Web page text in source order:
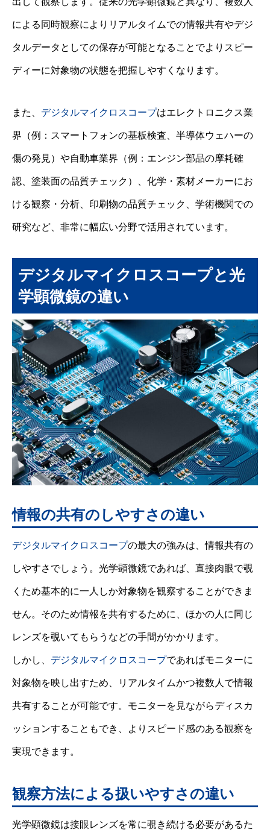
による同時観察によりリアルタイムでの情報共有やデジ
タルデータとしての保存が可能となることでよりスピー
ディーに対象物の状態を把握しやすくなります。
また、 デジタルマイクロスコープはエレクトロニクス業
界（例：スマートフォンの基板検査、半導体ウェハーの
傷の発見）や自動車業界（例：エンジン部品の摩耗確
認、塗装面の品質チェック）、化学・素材メーカーにお
ける観察・分析、印刷物の品質チェック、学術機関での
研究など、非常に幅広い分野で活用されています。
デジタルマイクロスコープと光
学顕微鏡の違い
情報の共有のしやすさの違い
デジタルマイクロスコープの最大の強みは、情報共有の
しやすさでしょう。光学顕微鏡であれば、直接肉眼で覗
くため基本的に一人しか対象物を観察することができま
せん。そのため情報を共有するために、ほかの人に同じ
レンズを覗いてもらうなどの手間がかかります。
しかし、 デジタルマイクロスコープであればモニターに
対象物を映し出すため、リアルタイムかつ複数人で情報
共有することが可能です。モニターを見ながらディスカ
ッションすることもでき、よりスピード感のある観察を
実現できます。
観察方法による扱いやすさの違い
光学顕微鏡は接眼レンズを常に覗き続ける必要があるた